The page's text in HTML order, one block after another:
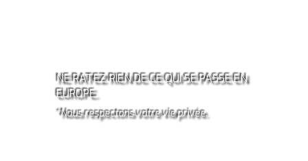
NE RATEZ RIEN DE CE QUI SE PASSE EN
EUROPE.
*Nous respectons votre vie privée.